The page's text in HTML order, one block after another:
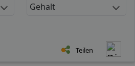
Gehalt
Teilen